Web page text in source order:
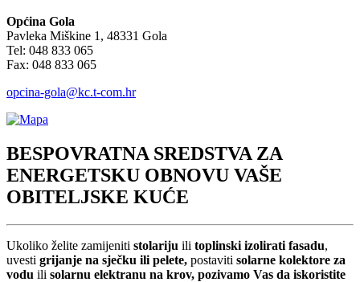
Općina Gola
Pavleka Miškine 1, 48331 Gola
Tel: 048 833 065
Fax: 048 833 065
opcina-gola@kc.t-com.hr
BESPOVRATNA SREDSTVA ZA
ENERGETSKU OBNOVU VAŠE
OBITELJSKE KUĆE
Ukoliko želite zamijeniti stolariju ili toplinski izolirati fasadu,
uvesti grijanje na sječku ili pelete, postaviti solarne kolektore za
vodu ili solarnu elektranu na krov, pozivamo Vas da iskoristite